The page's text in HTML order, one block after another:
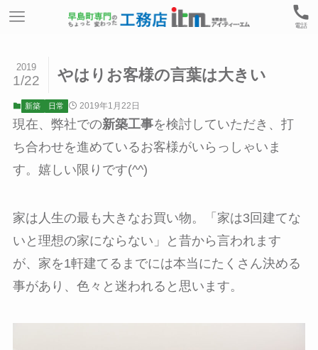
電話
やはりお客様の言葉は大きい
2019
1/22
新築 日常 2019年1月22日
現在、弊社での新築工事を検討していただき、打
ち合わせを進めているお客様がいらっしゃいま
す。嬉しい限りです(^^)
家は人生の最も大きなお買い物。「家は3回建てな
いと理想の家にならない」と昔から言われます
が、家を1軒建てるまでには本当にたくさん決める
事があり、色々と迷われると思います。